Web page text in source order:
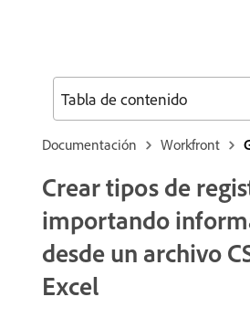
Documentación Workfront
Crear tipos de
importando
desde un archivo
Excel
Tabla de contenido